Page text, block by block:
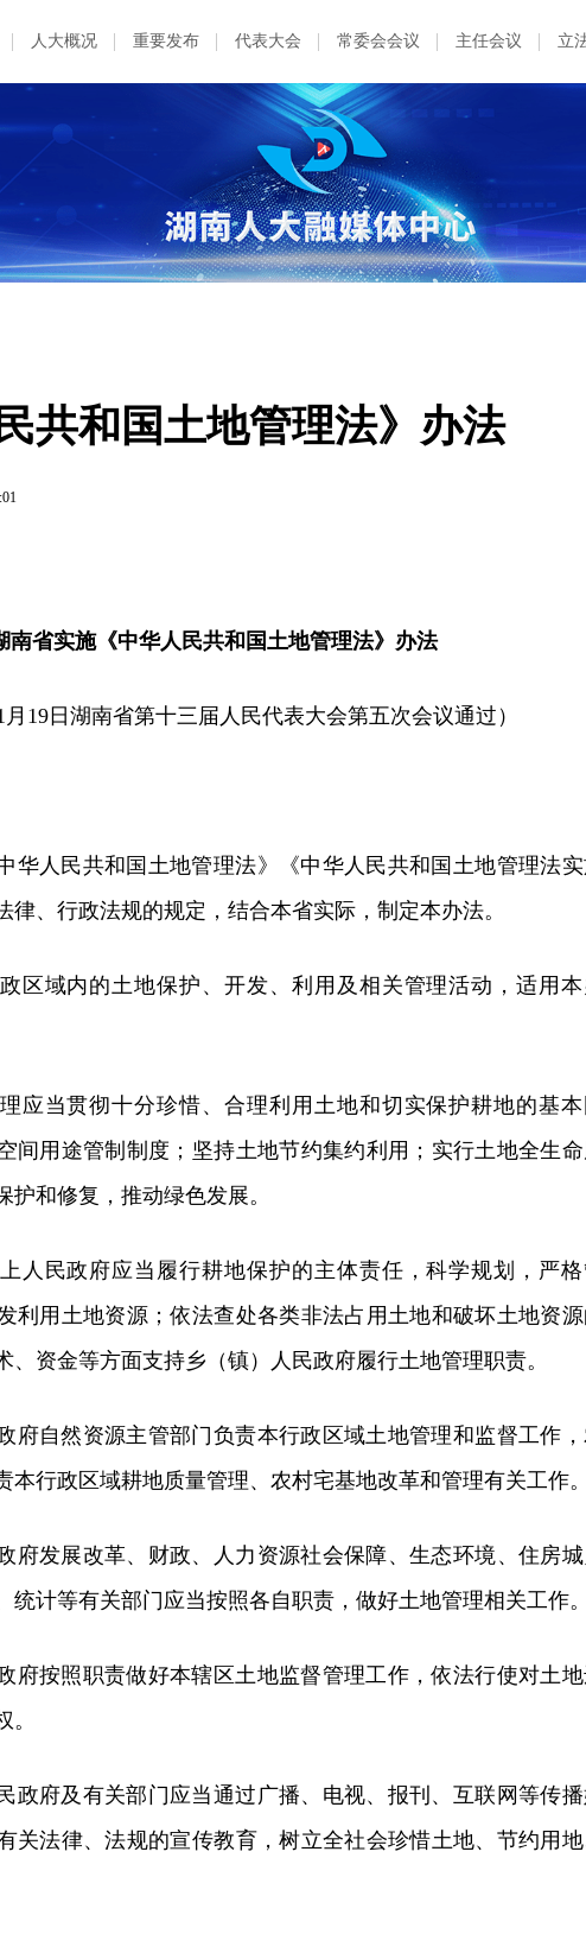
人大概况 重要发布 代表大会 常委会会议 主任会议 立
共和国土地管理法》办法
南省实施《中华人民共和国土地管理法》办法
1月19日湖南省第十三届人民代表大会第五次会议通过）
华人民共和国土地管理法》《中华人民共和国土地管理法
律、行政法规的规定，结合本省实际，制定本办法。
区域内的土地保护、开发、利用及相关管理活动，适用
应当贯彻十分珍惜、合理利用土地和切实保护耕地的基本
间用途管制制度；坚持土地节约集约利用；实行土地全生命
护和修复，推动绿色发展。
人民政府应当履行耕地保护的主体责任，科学规划，严格
利用土地资源；依法查处各类非法占用土地和破坏土地资
、资金等方面支持乡（镇）人民政府履行土地管理职责。
府自然资源主管部门负责本行政区域土地管理和监督工作
本行政区域耕地质量管理、农村宅基地改革和管理有关工作。
府发展改革、财政、人力资源社会保障、生态环境、住房
统计等有关部门应当按照各自职责，做好土地管理相关工作。
府按照职责做好本辖区土地监督管理工作，依法行使对土
政府及有关部门应当通过广播、电视、报刊、互联网等传
关法律、法规的宣传教育，树立全社会珍惜土地、节约用地